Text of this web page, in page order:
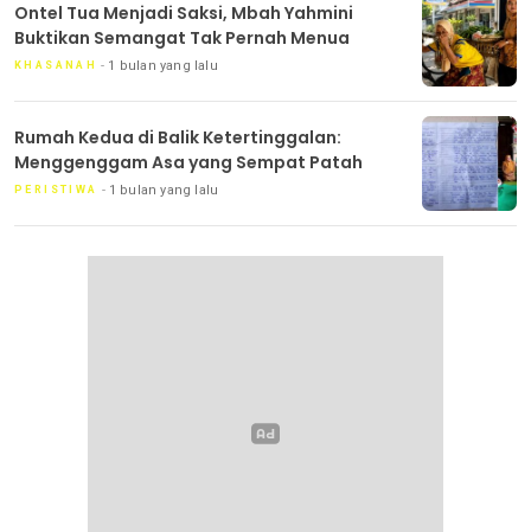
Ontel Tua Menjadi Saksi, Mbah Yahmini
Buktikan Semangat Tak Pernah Menua
KHASANAH 1 bulan yang lalu
Rumah Kedua di Balik Ketertinggalan:
Menggenggam Asa yang Sempat Patah
PERISTIWA 1 bulan yang lalu